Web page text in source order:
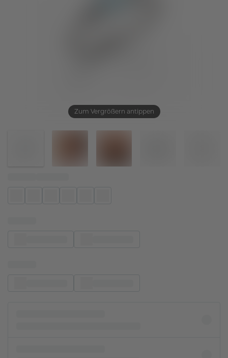
Zum Vergrößern antippen